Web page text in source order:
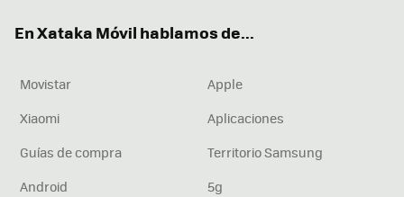
En Xataka Móvil hablamos de...
Movistar
Apple
Xiaomi
Aplicaciones
Guías de compra
Territorio Samsung
Android
5g